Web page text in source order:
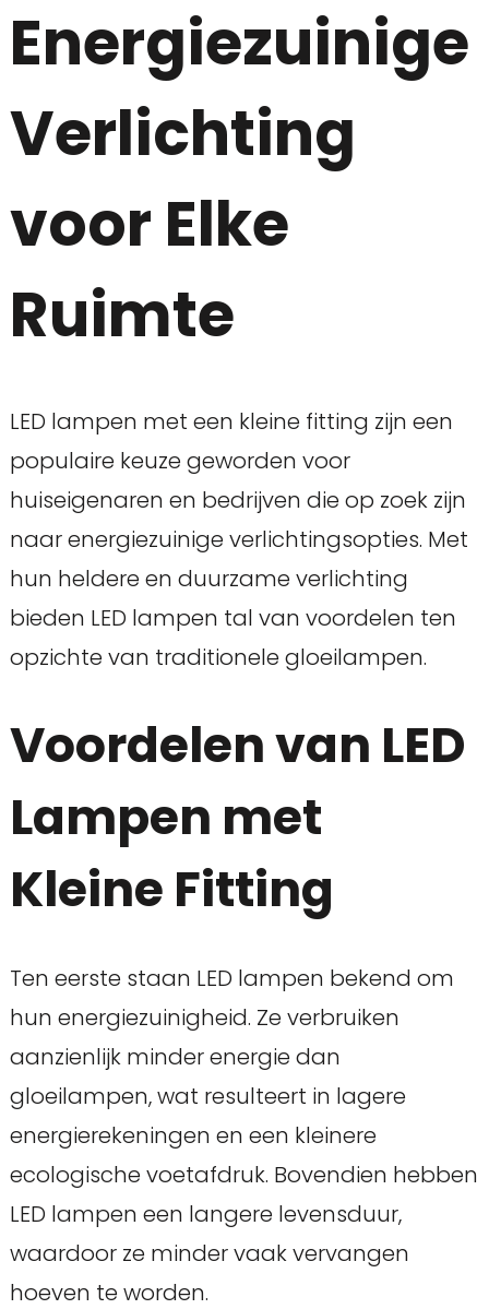
Energiezuinige
Verlichting
voor Elke
Ruimte
LED lampen met een kleine fitting zijn een
populaire keuze geworden voor
huiseigenaren en bedrijven die op zoek zijn
naar energiezuinige verlichtingsopties. Met
hun heldere en duurzame verlichting
bieden LED lampen tal van voordelen ten
opzichte van traditionele gloeilampen.
Voordelen van LED
Lampen met
Kleine Fitting
Ten eerste staan LED lampen bekend om
hun energiezuinigheid. Ze verbruiken
aanzienlijk minder energie dan
gloeilampen, wat resulteert in lagere
energierekeningen en een kleinere
ecologische voetafdruk. Bovendien hebben
LED lampen een langere levensduur,
waardoor ze minder vaak vervangen
hoeven te worden.